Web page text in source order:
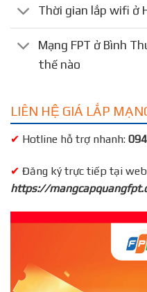
Thời gian lắp wifi ở
Mạng FPT ở Bình
thế nào
LIÊN HỆ GIÁ LẮP
✔ Hotline hỗ trợ nhanh:
✔ Đăng ký trực tiếp tại
https://